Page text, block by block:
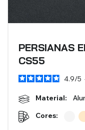
PERSIANAS
CS55
4.9/5
Material:
Cores: